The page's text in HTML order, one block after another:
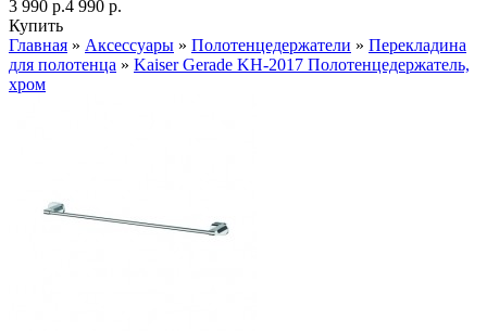
3 990 р.4 990 р.
Купить
Главная » Аксессуары » Полотенцедержатели » Перекладина
для полотенца » Kaiser Gerade KH-2017 Полотенцедержатель,
хром